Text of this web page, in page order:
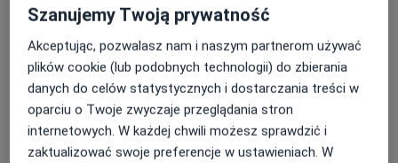
Zdjęcia i filmy
Szanujemy Twoją prywatność
Akceptując, pozwalasz nam i naszym partnerom używać
plików cookie (lub podobnych technologii) do zbierania
danych do celów statystycznych i dostarczania treści w
oparciu o Twoje zwyczaje przeglądania stron
internetowych. W każdej chwili możesz sprawdzić i
zaktualizować swoje preferencje w ustawieniach. W